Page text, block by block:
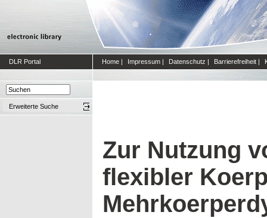
DLR Portal Home | Impressum | Datenschutz | Barrierefreiheit |
Erweiterte Suche
Zur Nutzung
flexibler